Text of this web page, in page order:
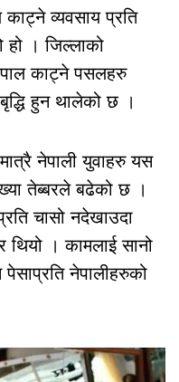
व्यवसाय प्रति
। जिल्लाको
काट्ने पसलहरु
हुन थालेको छ ।
नेपाली युवाहरु यस
तेब्बरले बढेको छ ।
चासो नदेखाउदा
थियो । कामलाई सानो
नेपालीहरुको